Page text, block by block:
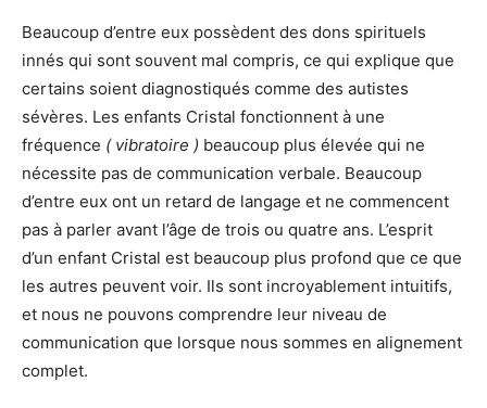
Beaucoup d’entre eux possèdent des dons spirituels
innés qui sont souvent mal compris, ce qui explique que
certains soient diagnostiqués comme des autistes
sévères. Les enfants Cristal fonctionnent à une
fréquence ( vibratoire ) beaucoup plus élevée qui ne
nécessite pas de communication verbale. Beaucoup
d’entre eux ont un retard de langage et ne commencent
pas à parler avant l’âge de trois ou quatre ans. L’esprit
d’un enfant Cristal est beaucoup plus profond que ce que
les autres peuvent voir. Ils sont incroyablement intuitifs,
et nous ne pouvons comprendre leur niveau de
communication que lorsque nous sommes en alignement
complet.